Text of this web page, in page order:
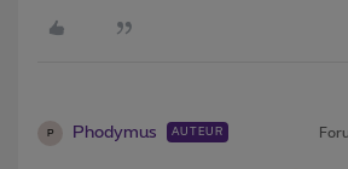
P Phodymus AUTEUR